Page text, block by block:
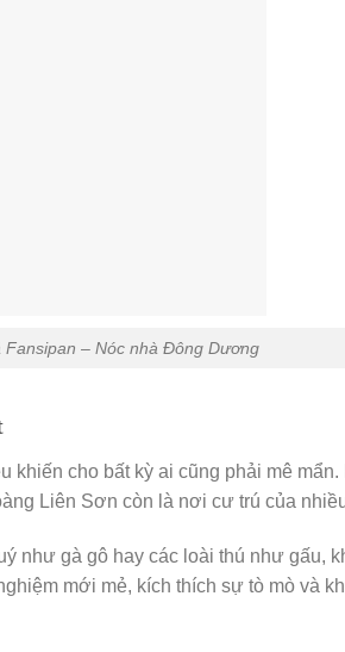
Fansipan – Nóc nhà Đông Dương
khiến cho bất kỳ ai cũng phải mê
Liên Sơn còn là nơi cư trú của
như gà gô hay các loài thú như gấu,
mới mẻ, kích thích sự tò mò và